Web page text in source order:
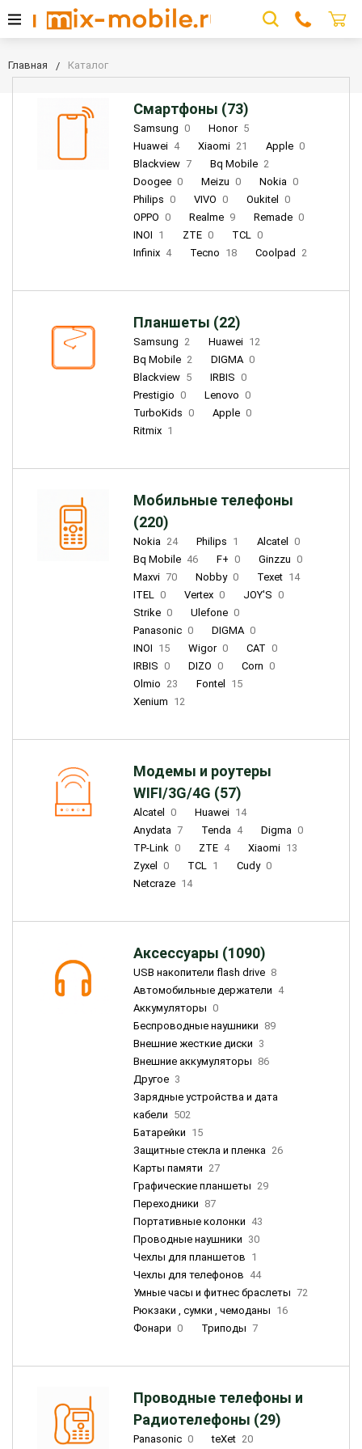
Главная Каталог
Смартфоны (73)
Samsung 0 Honor 5
Huawei 4 Xiaomi 21 Apple 0
Blackview 7 Bq Mobile 2
Doogee 0 Meizu 0 Nokia 0
Philips 0 VIVO 0 Oukitel
0
OPPO 0 Realme 9 Remade 0
INOI 1 ZTE 0 TCL 0
Infinix 4 Tecno 18 Coolpad 2
Планшеты (22)
Samsung 2 Huawei 12
Bq Mobile 2 DIGMA 0
Blackview 5 IRBIS 0
Prestigio 0 Lenovo 0
TurboKids 0 Apple 0
Ritmix 1
Мобильные телефоны
(220)
Nokia 24 Philips 1 Alcatel
0
Bq Mobile 46 F+ 0 Ginzzu 0
Maxvi 70 Nobby 0 Texet 14
ITEL 0 Vertex 0 JOY'S 0
Strike 0 Ulefone 0
Panasonic 0 DIGMA 0
INOI 15 Wigor 0 CAT 0
IRBIS 0 DIZO 0 Corn 0
Olmio 23 Fontel
15
Xenium 12
Модемы и роутеры
WIFI/3G/4G (57)
Alcatel 0 Huawei 14
Anydata 7 Tenda 4 Digma 0
TP-Link 0 ZTE 4 Xiaomi 13
Zyxel
0 TCL 1 Cudy 0
Netcraze 14
Аксессуары (1090)
USB накопители flash drive 8
Автомобильные держатели 4
Аккумуляторы 0
Беспроводные наушники 89
Внешние жесткие диски 3
Внешние аккумуляторы 86
Другое 3
Зарядные устройства и дата
кабели 502
Батарейки 15
Защитные стекла и пленка 26
Карты памяти 27
Графические планшеты 29
Переходники 87
Портативные колонки 43
Проводные наушники 30
Чехлы для планшетов 1
Чехлы для телефонов 44
Умные часы и фитнес браслеты 72
Рюкзаки , сумки , чемоданы 16
Фонари 0 Триподы 7
Проводные телефоны и
Радиотелефоны (29)
Panasonic 0 teXet 20